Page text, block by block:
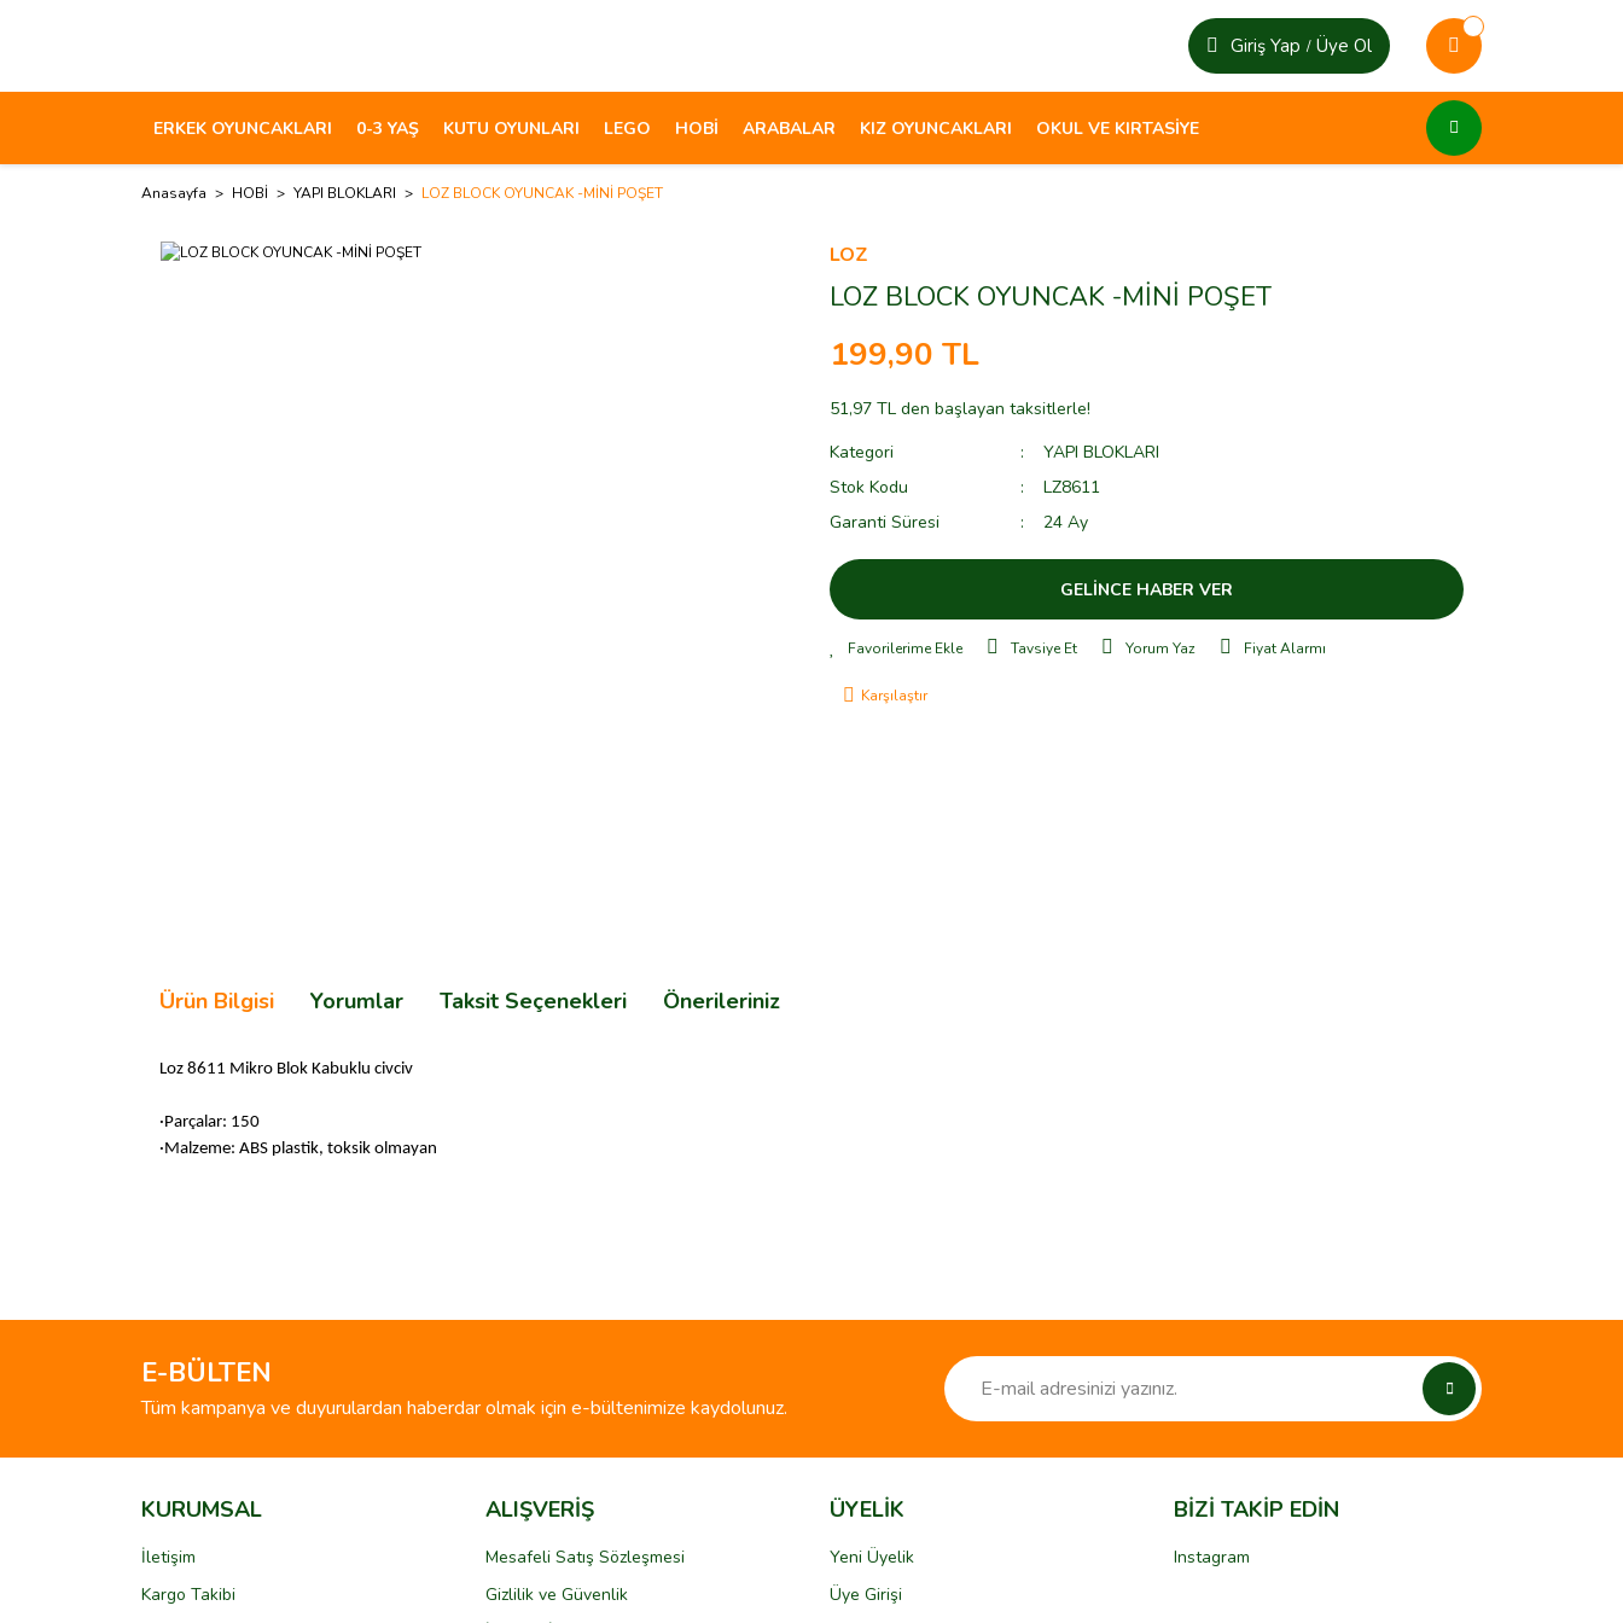
Giriş Yap / Üye Ol
ERKEK OYUNCAKLARI 0-3 YAŞ KUTU OYUNLARI LEGO HOBİ ARABALAR KIZ OYUNCAKLARI OKUL VE KIRTASİYE
Anasayfa HOBİ YAPI BLOKLARI LOZ BLOCK OYUNCAK -MİNİ POŞET
LOZ
LOZ BLOCK OYUNCAK -MİNİ POŞET
199,90 TL
51,97 TL den başlayan taksitlerle!
Kategori
YAPI BLOKLARI
Stok Kodu
LZ8611
Garanti Süresi
24 Ay
GELİNCE HABER VER
Tavsiye Et Yorum Yaz Fiyat Alarmı
Karşılaştır
Ürün Bilgisi Yorumlar Taksit Seçenekleri Önerileriniz
Loz 8611 Mikro Blok Kabuklu civciv
·Parçalar: 150
·Malzeme: ABS plastik, toksik olmayan
Ürün resmi kalitesiz, bozuk veya görüntülenemiyor.
Bu ürüne benzer farklı alternatifler olmalı.
E-BÜLTEN
Tüm kampanya ve duyurulardan haberdar olmak için e-bültenimize kaydolunuz.
KURUMSAL
İletişim
Kargo Takibi
ALIŞVERİŞ
Mesafeli Satış Sözleşmesi
Gizlilik ve Güvenlik
ÜYELİK
Yeni Üyelik
Üye Girişi
BİZİ TAKİP EDİN
Instagram